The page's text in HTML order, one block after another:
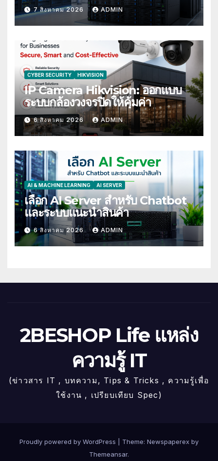
7 สิงหาคม 2026 ADMIN
CYBER SECURITY HIKVISION
IP Camera Hikvision: ออกแบบ
ระบบกล้องวงจรปิดให้คุ้มค่า
6 สิงหาคม 2026 ADMIN
AI & MACHINE LEARNING AI SERVER
เลือก AI Server สำหรับ Chatbot
และระบบแนะนำสินค้า
6 สิงหาคม 2026 ADMIN
2BESHOP Life แหล่ง
ความรู้ IT
(ข่าวสาร IT , บทความ, Tips & Tricks , ความรู้เพื่อ
ใช้งาน , เปรียบเทียบ Spec)
Proudly powered by WordPress
Theme: Newspaperex by
Themeansar.